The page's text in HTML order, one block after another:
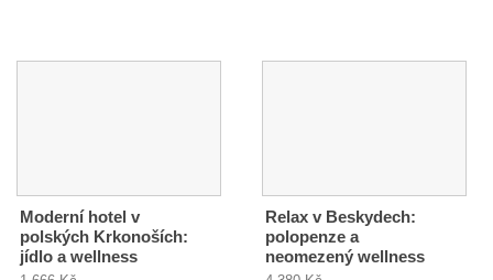
Moderní hotel v
polských Krkonoších:
jídlo a wellness
Relax v Beskydech:
polopenze a
neomezený wellness